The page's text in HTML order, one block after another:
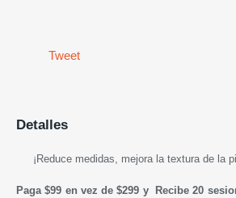
Tweet
Detalles
¡Reduce medidas, mejora la textura de la
Paga $99 en vez de $299 y Recibe 20